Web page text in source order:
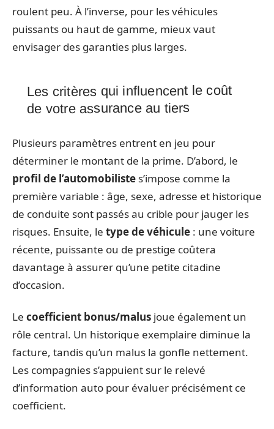
roulent peu. À l’inverse, pour les véhicules
puissants ou haut de gamme, mieux vaut
envisager des garanties plus larges.
Les critères qui influencent le coût
de votre assurance au tiers
Plusieurs paramètres entrent en jeu pour
déterminer le montant de la prime. D’abord, le
profil de l’automobiliste s’impose comme la
première variable : âge, sexe, adresse et historique
de conduite sont passés au crible pour jauger les
risques. Ensuite, le type de véhicule : une voiture
récente, puissante ou de prestige coûtera
davantage à assurer qu’une petite citadine
d’occasion.
Le coefficient bonus/malus joue également un
rôle central. Un historique exemplaire diminue la
facture, tandis qu’un malus la gonfle nettement.
Les compagnies s’appuient sur le relevé
d’information auto pour évaluer précisément ce
coefficient.